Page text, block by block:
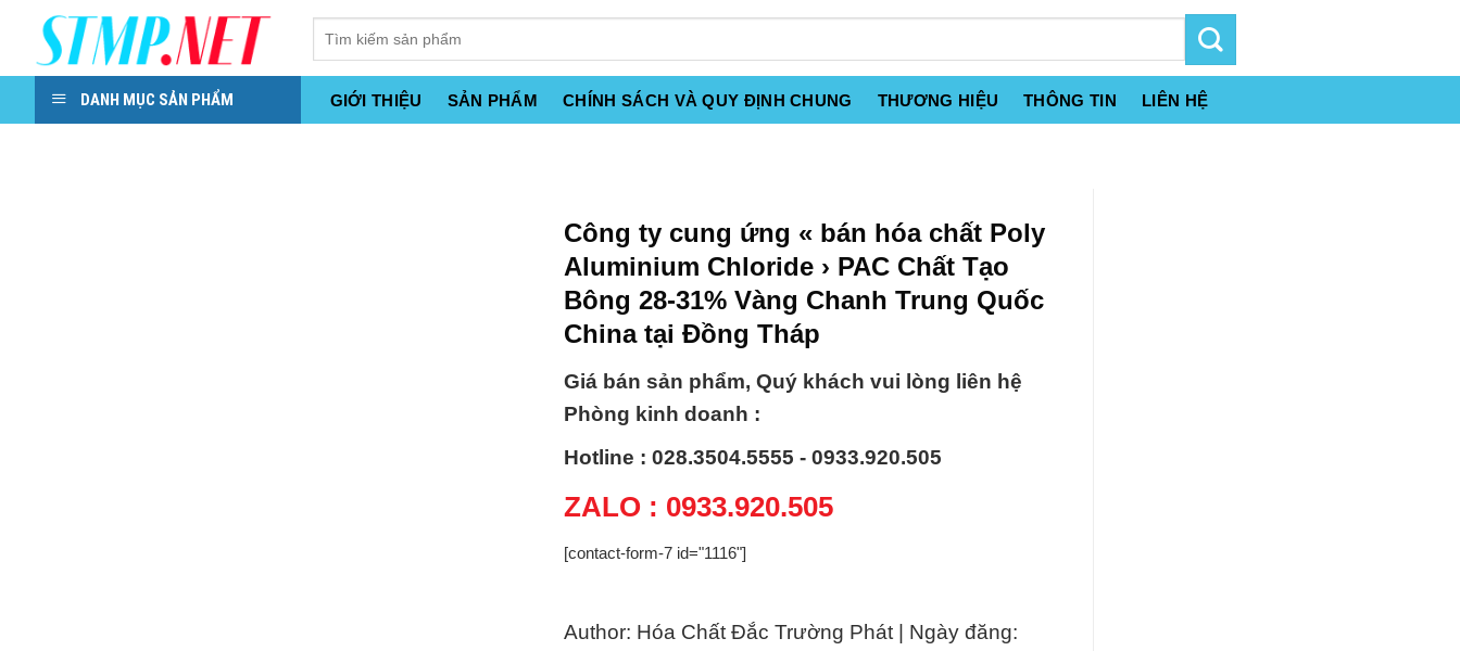
content
DANH MỤC SẢN PHẨM GIỚI THIỆU SẢN PHẨM CHÍNH SÁCH VÀ QUY ĐỊNH CHUNG THƯƠNG HIỆU THÔNG TIN LIÊN HỆ
Công ty cung ứng « bán hóa chất Poly
Aluminium Chloride › PAC Chất Tạo
Bông 28-31% Vàng Chanh Trung Quốc
China tại Đồng Tháp
Giá bán sản phẩm, Quý khách vui lòng liên hệ
Phòng kinh doanh :
Hotline : 028.3504.5555 - 0933.920.505
ZALO : 0933.920.505
[contact-form-7 id="1116"]
Author: Hóa Chất Đắc Trường Phát | Ngày đăng: